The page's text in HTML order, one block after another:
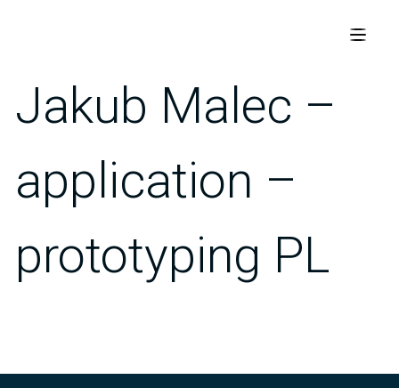
Jakub Malec –
application –
prototyping PL